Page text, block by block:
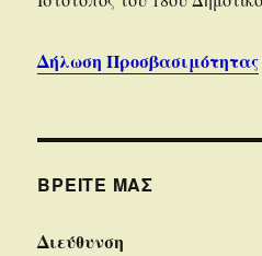
Δήλωση Προσβασιμότητας
ΒΡΕΊΤΕ ΜΑΣ
Διεύθυνση